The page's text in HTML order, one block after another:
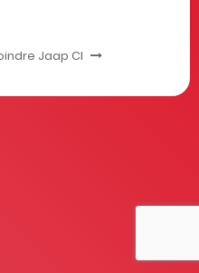
Jaap CI